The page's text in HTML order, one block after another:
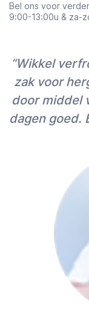
Bel ons voor
9:00-13:00u & za-
“Wikkel
zak voor
door middel
dagen goed.